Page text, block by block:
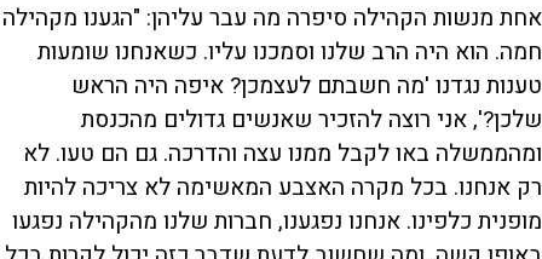
אחת מנשות הקהילה סיפרה מה עבר עליהן: "הגענו מקהילה
חמה. הוא היה הרב שלנו וסמכנו עליו. כשאנחנו שומעות
טענות נגדנו 'מה חשבתם לעצמכן? איפה היה הראש
שלכן?', אני רוצה להזכיר שאנשים גדולים מהכנסת
ומהממשלה באו לקבל ממנו עצה והדרכה. גם הם טעו. לא
רק אנחנו. בכל מקרה האצבע המאשימה לא צריכה להיות
מופנית כלפינו. אנחנו נפגענו, חברות שלנו מהקהילה נפגעו